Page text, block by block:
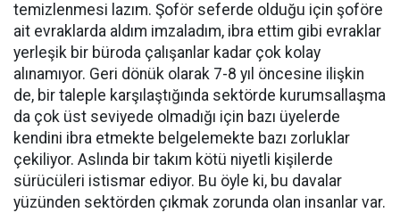
temizlenmesi lazım. Şoför seferde olduğu için şoföre
ait evraklarda aldım imzaladım, ibra ettim gibi evraklar
yerleşik bir büroda çalışanlar kadar çok kolay
alınamıyor. Geri dönük olarak 7-8 yıl öncesine ilişkin
de, bir taleple karşılaştığında sektörde kurumsallaşma
da çok üst seviyede olmadığı için bazı üyelerde
kendini ibra etmekte belgelemekte bazı zorluklar
çekiliyor. Aslında bir takım kötü niyetli kişilerde
sürücüleri istismar ediyor. Bu öyle ki, bu davalar
yüzünden sektörden çıkmak zorunda olan insanlar var.